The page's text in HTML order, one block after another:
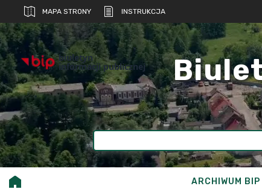
MAPA STRONY INSTRUKCJA
biuletyn
informacji publicznej
ARCHIWUM BIP